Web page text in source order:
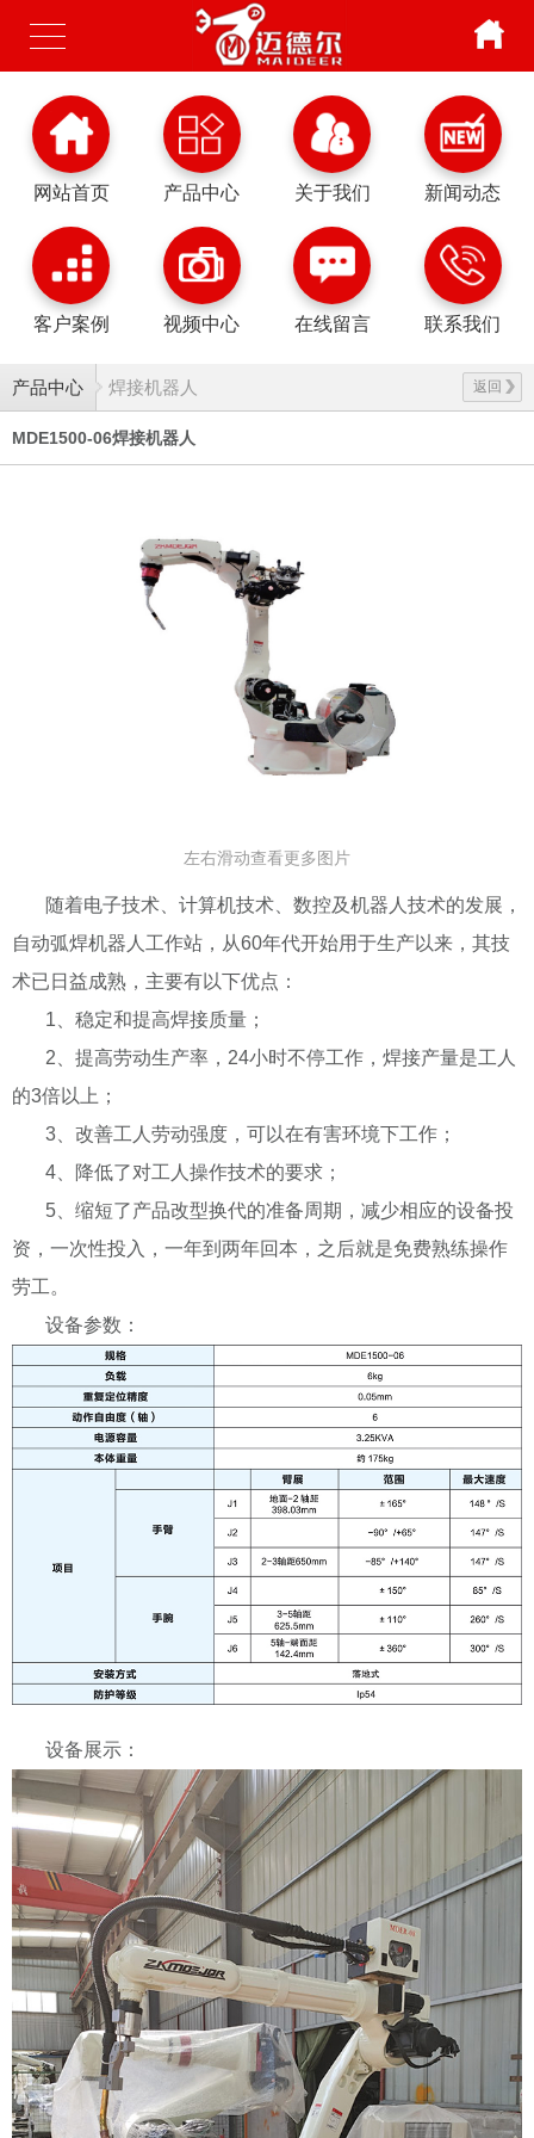
网站首页 产品中心 关于我们 新闻动态
客户案例 视频中心 在线留言 联系我们
产品中心 返回
焊接机器人
MDE1500-06焊接机器人
左右滑动查看更多图片
随着电子技术、计算机技术、数控及机器人技术的发展，
自动弧焊机器人工作站，从60年代开始用于生产以来，其技
术已日益成熟，主要有以下优点：
1、稳定和提高焊接质量；
2、提高劳动生产率，24小时不停工作，焊接产量是工人
的3倍以上；
3、改善工人劳动强度，可以在有害环境下工作；
4、降低了对工人操作技术的要求；
5、缩短了产品改型换代的准备周期，减少相应的设备投
资，一次性投入，一年到两年回本，之后就是免费熟练操作
劳工。
设备参数：
设备展示：